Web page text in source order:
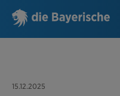
15.12.2025